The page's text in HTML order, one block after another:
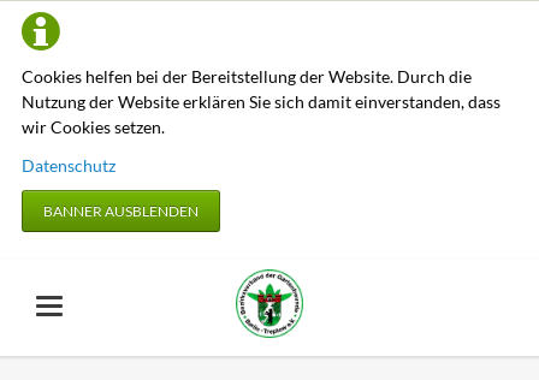
Cookies helfen bei der Bereitstellung der Website. Durch die
Nutzung der Website erklären Sie sich damit einverstanden, dass
wir Cookies setzen.
Datenschutz
BANNER AUSBLENDEN